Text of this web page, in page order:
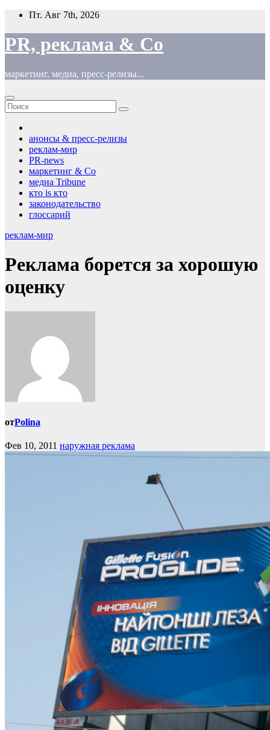
Перейти
содержимому
Пт. Авг 7th, 2026
PR, реклама & Co
маркетинг, медиа, пресс-релизы...
анонсы & пресс-релизы
реклам-мир
PR-news
маркетинг & Co
медиа Tribune
кто is кто
законодательство
глоссарий
реклам-мир
Реклама борется за хорошую
оценку
отPolina
Фев 10, 2011 наружная реклама